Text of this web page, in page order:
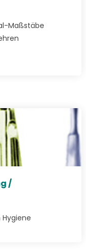
Maßstäbe
/